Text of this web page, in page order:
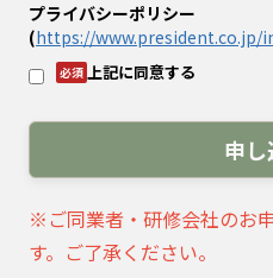
プライバシーポリシー
(https://
上記に同意する
※ご同業者・研修会社のお
す。ご了承ください。